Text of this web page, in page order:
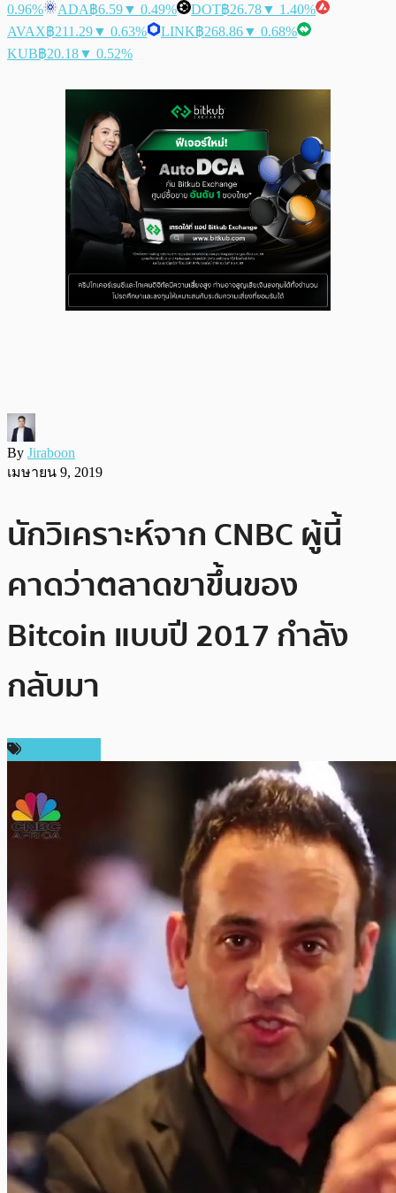
0.96%
ADA฿6.59▼ 0.49% DOT฿26.78▼ 1.40%
AVAX฿211.29▼ 0.63% LINK฿268.86▼ 0.68%
KUB฿20.18▼ 0.52%
By Jiraboon
เมษายน 9, 2019
นักวิเคราะห์จาก CNBC ผู้นี้
คาดว่าตลาดขาขึ้นของ
Bitcoin แบบปี 2017 กำลัง
กลับมา